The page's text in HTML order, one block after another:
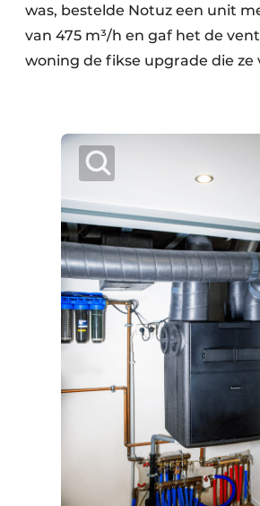
was, bestelde Notuz een unit
van 475 m³/h en gaf het de
woning de fikse upgrade die ze